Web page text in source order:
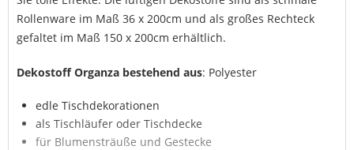
Rollenware im Maß 36 x 200cm und als großes Rechteck
gefaltet im Maß 150 x 200cm erhältlich.
Dekostoff Organza bestehend aus: Polyester
edle Tischdekorationen
als Tischläufer oder Tischdecke
für Blumensträuße und Gestecke